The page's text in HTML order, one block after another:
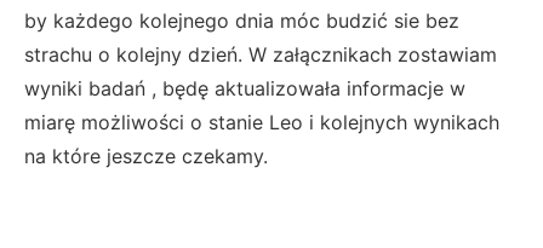
by każdego kolejnego dnia móc budzić sie bez
strachu o kolejny dzień. W załącznikach zostawiam
wyniki badań , będę aktualizowała informacje w
miarę możliwości o stanie Leo i kolejnych wynikach
na które jeszcze czekamy.